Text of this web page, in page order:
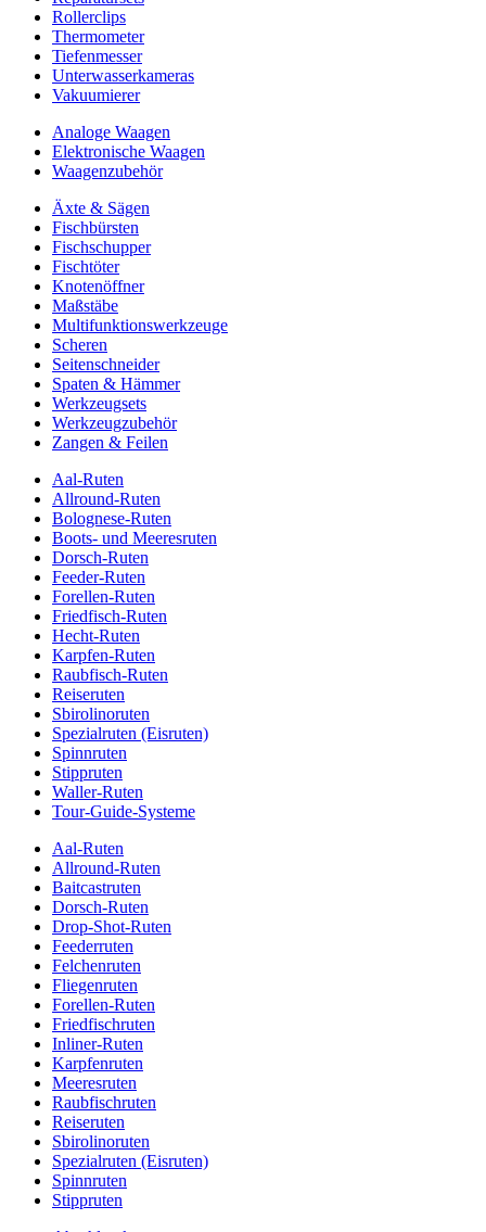
Rollerclips
Thermometer
Tiefenmesser
Unterwasserkameras
Vakuumierer
Analoge Waagen
Elektronische Waagen
Waagenzubehör
Äxte & Sägen
Fischbürsten
Fischschupper
Fischtöter
Knotenöffner
Maßstäbe
Multifunktionswerkzeuge
Scheren
Seitenschneider
Spaten & Hämmer
Werkzeugsets
Werkzeugzubehör
Zangen & Feilen
Aal-Ruten
Allround-Ruten
Bolognese-Ruten
Boots- und Meeresruten
Dorsch-Ruten
Feeder-Ruten
Forellen-Ruten
Friedfisch-Ruten
Hecht-Ruten
Karpfen-Ruten
Raubfisch-Ruten
Reiseruten
Sbirolinoruten
Spezialruten (Eisruten)
Spinnruten
Stippruten
Waller-Ruten
Tour-Guide-Systeme
Aal-Ruten
Allround-Ruten
Baitcastruten
Dorsch-Ruten
Drop-Shot-Ruten
Feederruten
Felchenruten
Fliegenruten
Forellen-Ruten
Friedfischruten
Inliner-Ruten
Karpfenruten
Meeresruten
Raubfischruten
Reiseruten
Sbirolinoruten
Spezialruten (Eisruten)
Spinnruten
Stippruten